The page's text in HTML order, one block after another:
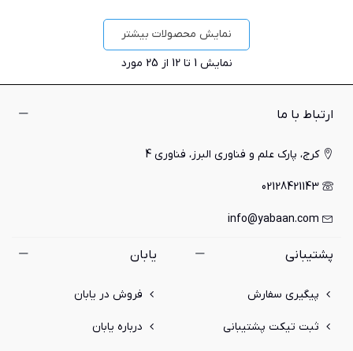
نمایش محصولات بیشتر
نمایش 1 تا 12 از 25 مورد
ارتباط با ما
کرج، پارک علم و فناوری البرز، فناوری 4
02128421143
info@yabaan.com
پشتیبانی
پیگیری سفارش
ثبت تیکت پشتیبانی
یابان
فروش در یابان
درباره یابان